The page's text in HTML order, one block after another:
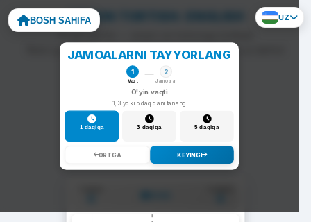
BOSH SAHIFA UZ
ARQON TORTISH: ENGLISH
To'g'ri javob — arqon siz tomonga tortiladi.
Noto'g'ri javob — arqon raqib tomonga siljiydi va darhol
yangi savol chiqadi.
JAMOALARNI TAYYORLANG
1
Vaqt
2
Jamoalar
O'yin vaqti
1, 3 yoki 5 daqiqani tanlang
1 daqiqa 3 daqiqa 5 daqiqa
ORTGA KEYINGI